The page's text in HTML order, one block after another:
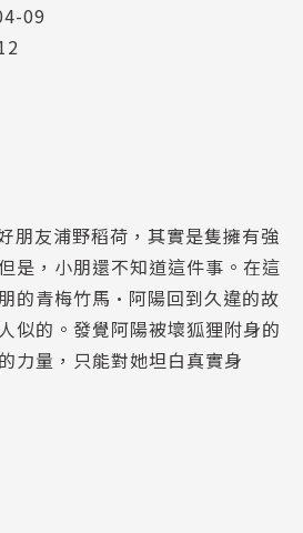
09
朋友浦野稻荷，其實是隻擁有強
是，小朋還不知道這件事。在這
的青梅竹馬•阿陽回到久違的故
似的。發覺阿陽被壞狐狸附身的
力量，只能對她坦白真實身